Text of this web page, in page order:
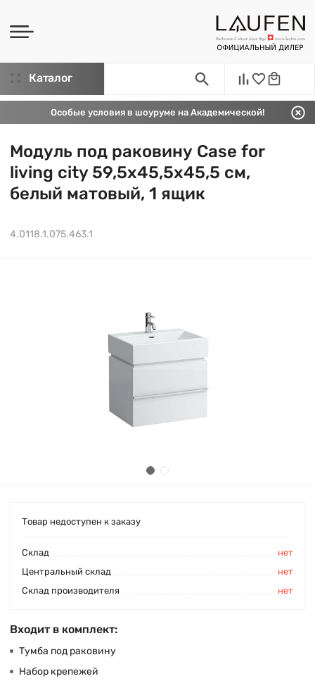
Каталог
Особые условия в шоуруме на Академической!
Модуль под раковину Case for
living city 59,5х45,5х45,5 см,
белый матовый, 1 ящик
4.0118.1.075.463.1
Товар недоступен к заказу
Cклад
нет
Центральный склад
нет
Склад производителя
нет
Входит в комплект:
Тумба под раковину
Набор крепежей